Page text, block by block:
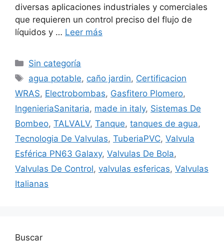
diversas aplicaciones industriales y comerciales
que requieren un control preciso del flujo de
líquidos y … Leer más
Sin categoría
agua potable, caño jardin, Certificacion
WRAS, Electrobombas, Gasfitero Plomero,
IngenieriaSanitaria, made in italy, Sistemas De
Bombeo, TALVALV, Tanque, tanques de agua,
Tecnologia De Valvulas, TuberiaPVC, Valvula
Esférica PN63 Galaxy, Valvulas De Bola,
Valvulas De Control, valvulas esfericas, Valvulas
Italianas
Buscar